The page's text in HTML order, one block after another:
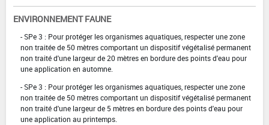
ENVIRONNEMENT FAUNE
- SPe 3 : Pour protéger les organismes aquatiques, respecter une zone
non traitée de 50 mètres comportant un dispositif végétalisé permanent
non traité d'une largeur de 20 mètres en bordure des points d'eau pour
une application en automne.
- SPe 3 : Pour protéger les organismes aquatiques, respecter une zone
non traitée de 50 mètres comportant un dispositif végétalisé permanent
non traité d'une largeur de 5 mètres en bordure des points d'eau pour
une application au printemps.